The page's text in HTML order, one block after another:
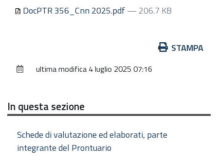
DocPTR 356_Cnn 2025.pdf— 206.7 KB
documento
STAMPA
ultima modifica 4 luglio 2025 07:16
In questa sezione
Schede di valutazione ed elaborati, parte
integrante del Prontuario